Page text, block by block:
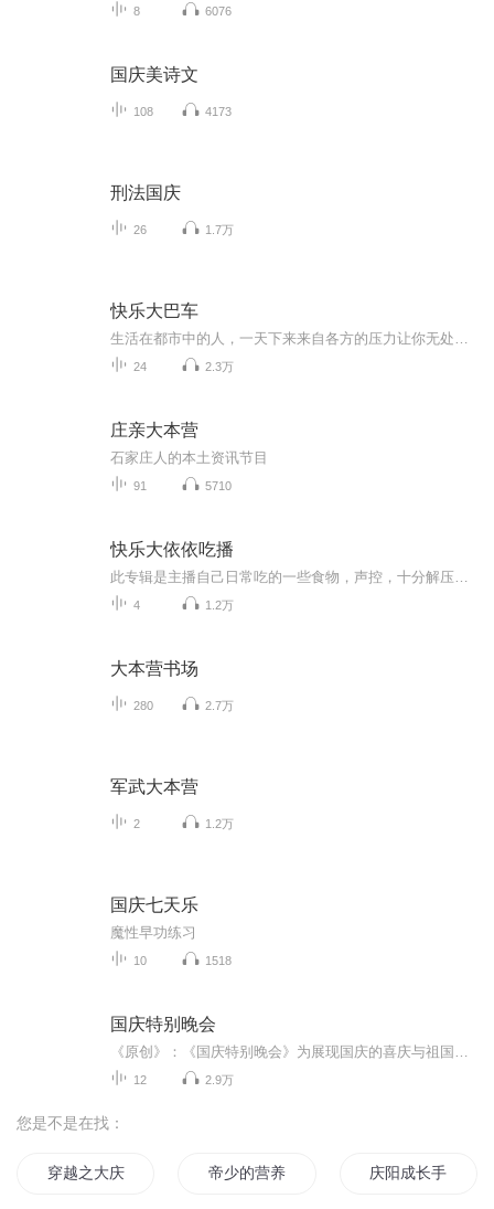
8 6076
国庆美诗文
108 4173
刑法国庆
26 1.7万
快乐大巴车
24 2.3万
庄亲大本营
石家庄人的本土资讯节目
91 5710
快乐大依依吃播
4 1.2万
大本营书场
280 2.7万
军武大本营
2 1.2万
国庆七天乐
魔性早功练习
10 1518
国庆特别晚会
12 2.9万
您是不是在找：
穿越之大庆帝国 帝少的营养妻 庆阳成长手札